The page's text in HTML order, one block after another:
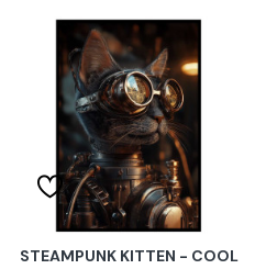
STEAMPUNK KITTEN - COOL